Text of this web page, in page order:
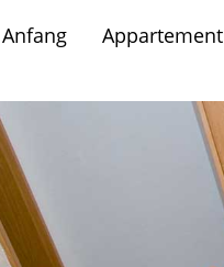
Anfang Appartement